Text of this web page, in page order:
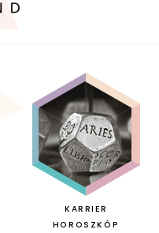
KARRIER
HOROSZKÓP